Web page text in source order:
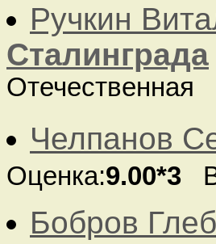
Ручкин
Сталинграда
Отечественная
Челпанов
Оценка:9.00*3
Бобров Глеб